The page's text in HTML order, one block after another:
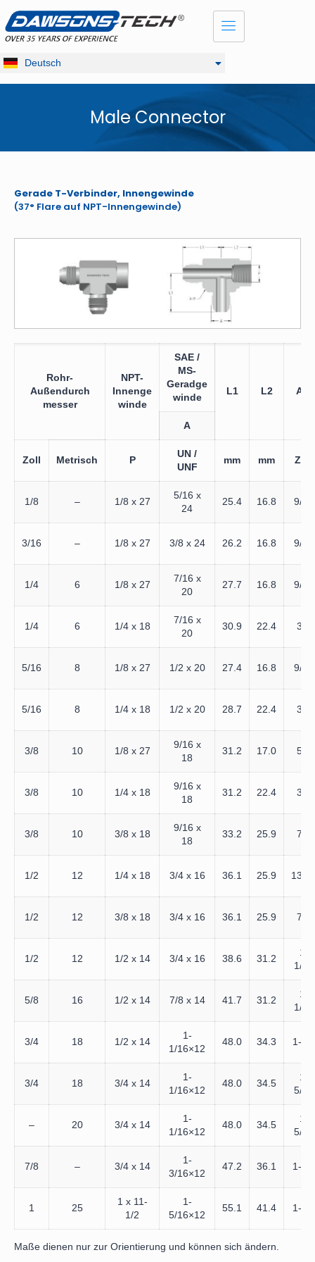
Deutsch
English
Français
Русский
Male Connector
Gerade T-Verbinder, Innengewinde
(37° Flare auf NPT-Innengewinde)
Rohr-
Außendurch
messer
NPT-
Innenge
winde
SAE /
MS-
Geradge
winde
L1 L2 A/F
A
Zoll Metrisch P
UN /
UNF
mm mm Zoll
1/8 – 1/8 x 27
5/16 x
24
25.4 16.8 9/16
3/16 – 1/8 x 27 3/8 x 24 26.2 16.8 9/16
1/4 6 1/8 x 27
7/16 x
20
27.7 16.8 9/16
1/4 6 1/4 x 18
7/16 x
20
30.9 22.4 3/4
5/16 8 1/8 x 27 1/2 x 20 27.4 16.8 9/16
5/16 8 1/4 x 18 1/2 x 20 28.7 22.4 3/4
3/8 10 1/8 x 27
9/16 x
18
31.2 17.0 5/8
3/8 10 1/4 x 18
9/16 x
18
31.2 22.4 3/4
3/8 10 3/8 x 18
9/16 x
18
33.2 25.9 7/8
1/2 12 1/4 x 18 3/4 x 16 36.1 25.9 13/
1/2 12 3/8 x 18 3/4 x 16 36.1 25.9 7/8
1/2 12 1/2 x 14 3/4 x 16 38.6 31.2
1-
1/16
5/8 16 1/2 x 14 7/8 x 14 41.7 31.2
1-
1/16
3/4 18 1/2 x 14
1-
1/16×12
48.0 34.3 1-1/8
3/4 18 3/4 x 14
1-
1/16×12
48.0 34.5
1-
5/16
– 20 3/4 x 14
1-
1/16×12
48.0 34.5
1-
5/16
7/8 – 3/4 x 14
1-
3/16×12
47.2 36.1 1-5/8
1 25
1 x 11-
1/2
1-
5/16×12
55.1 41.4 1-7/8
Maße dienen nur zur Orientierung und können sich ändern.